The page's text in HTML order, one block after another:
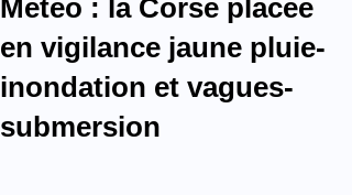
Météo : la Corse placée
en vigilance jaune pluie-
inondation et vagues-
submersion